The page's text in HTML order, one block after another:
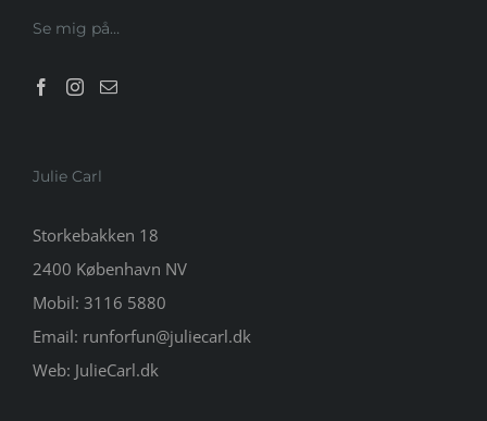
Se mig på…
Julie Carl
Storkebakken 18
2400 København NV
Mobil: 3116 5880
Email: runforfun@juliecarl.dk
Web: JulieCarl.dk